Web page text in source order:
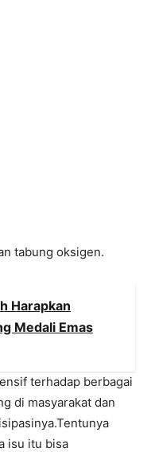
tabung oksigen.
Harapkan
Medali Emas
terhadap berbagai
di masyarakat dan
isu itu bisa